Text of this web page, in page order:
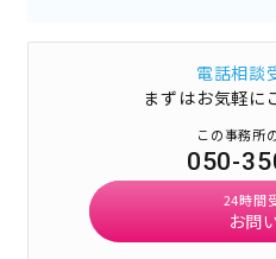
電話相談
まずはお気軽に
この事務所
050-
24時間
お問